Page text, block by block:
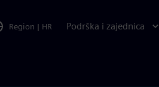
Region | HR Podrška i zajednica